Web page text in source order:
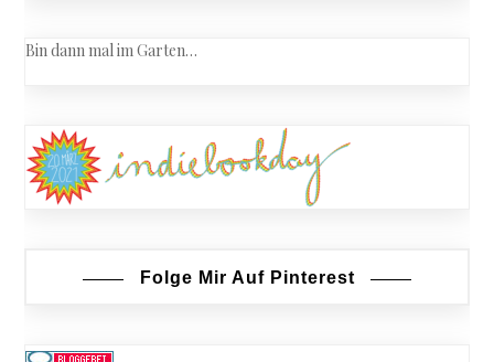
Bin dann mal im Garten…
Folge Mir Auf Pinterest